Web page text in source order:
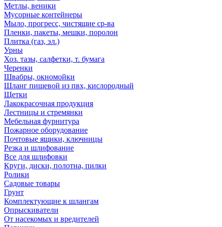
Метлы, веники
Мусорные контейнеры
Мыло, прогресс, чистящие ср-ва
Пленки, пакеты, мешки, поролон
Плитка (газ, эл.)
Урны
Хоз. тазы, салфетки, т. бумага
Черенки
Швабры, окномойки
Шланг пищевой из пвх, кислородный
Щетки
Лакокрасочная продукция
Лестницы и стремянки
Мебельная фурнитура
Пожарное оборудование
Почтовые ящики, ключницы
Резка и шлифование
Все для шлифовки
Круги, диски, полотна, пилки
Ролики
Садовые товары
Грунт
Комплектующие к шлангам
Опрыскиватели
От насекомых и вредителей